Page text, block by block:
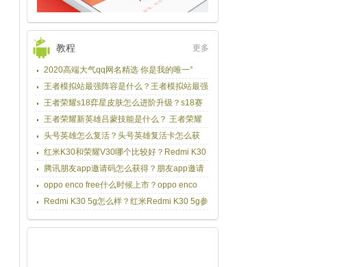
教程 更多
2020高端大气qq网名精选 你是我的唯一°
王者模拟站最强阵容是什么？王者模拟站最强
阵容出装及站位推荐！
王者荣耀s18弈星皮肤怎么进阶升级？s18赛
季弈星皮肤进阶升级方法！
王者荣耀新英雄吕蒙技能是什么？ 王者荣耀
吕蒙英雄介绍！
头号英雄怎么复活？头号英雄复活卡怎么获
得？红米K30和荣耀V30哪个比较好？Redmi K30
和荣耀V30对比介绍！
腾讯朋友app邀请码怎么获得？朋友app邀请
码分享！
oppo enco free什么时候上市？oppo enco
ferr有几款颜色？
Redmi K30 5g怎么样？红米Redmi K30 5g参
数配置介绍！